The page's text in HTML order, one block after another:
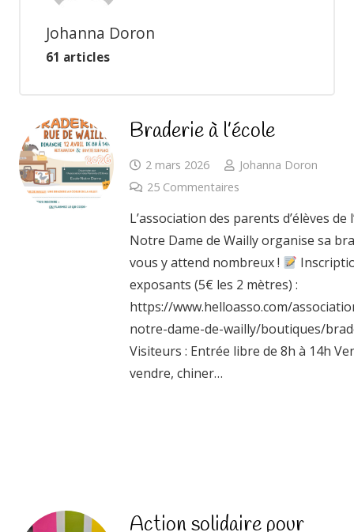
Johanna Doron
61 articles
Braderie à l’école
2 mars 2026
Johanna Doron
25 Commentaires
L’association des parents d’élèves de
Notre Dame de Wailly organise sa
vous y attend nombreux !
exposants (5€ les 2 mètres) :
https://www.helloasso.com/
notre-dame-de-wailly/boutiques/
Visiteurs : Entrée libre de 8h à 14h
vendre, chiner…
Action solidaire pour